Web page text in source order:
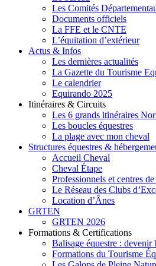
Les Comités
Documents officiels
La FFE et le CNTE
L’équitation d’extérieur
Actus & Infos
Les dernières actualités
La Gazette du Tourisme
Le calendrier
Equirando 2025
Itinéraires & Circuits
Les 6 grands itinéraires
Les boucles équestres
La plage avec mon cheval
Structures équestres &
Accueil Cheval
Cheval Étape
Professionnels et centres
Le Réseau des Clubs
Location d’Ânes
GRTEN
GRTEN 2026
Formations & Certifications
Balisage équestre : devenir
Formations du Tourisme